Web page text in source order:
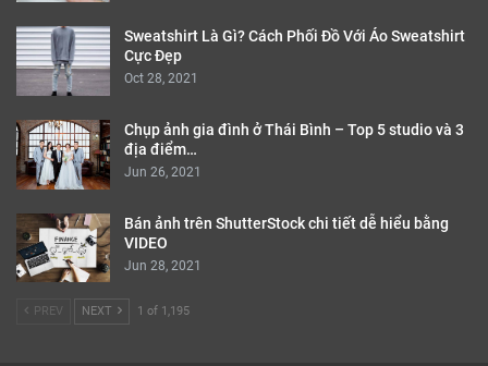
Sweatshirt Là Gì? Cách Phối Đồ Với Áo Sweatshirt
Cực Đẹp
Oct 28, 2021
Chụp ảnh gia đình ở Thái Bình – Top 5 studio và 3
địa điểm…
Jun 26, 2021
Bán ảnh trên ShutterStock chi tiết dễ hiểu bằng
VIDEO
Jun 28, 2021
PREV NEXT 1 of 1,195